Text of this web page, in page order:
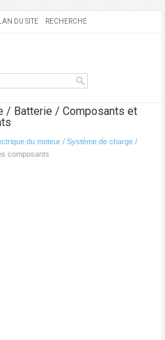
DU SITE RECHERCHE
/ Batterie / Composants et
du moteur / Système de charge /
composants